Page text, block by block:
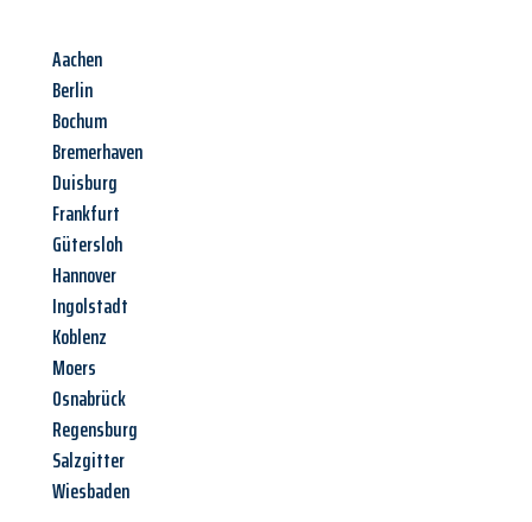
Aachen
Berlin
Bochum
Bremerhaven
Duisburg
Frankfurt
Gütersloh
Hannover
Ingolstadt
Koblenz
Moers
Osnabrück
Regensburg
Salzgitter
Wiesbaden